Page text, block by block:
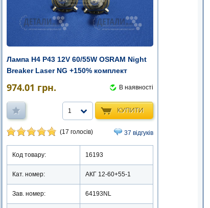
Лампа Н4 Р43 12V 60/55W OSRAM Night
Breaker Laser NG +150% комплект
974.01 грн. В наявності
КУПИТИ
1
(17 голосів) 37 відгуків
Код товару: 16193
Кат. номер: АКГ 12-60+55-1
Зав. номер: 64193NL